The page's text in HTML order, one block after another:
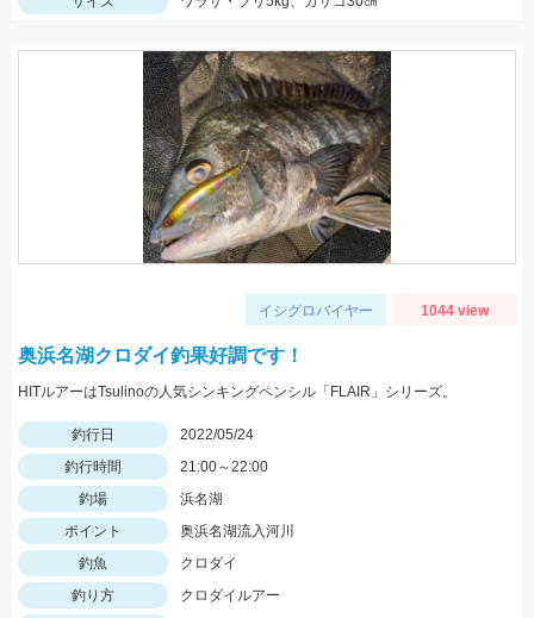
イシグロバイヤー 1044 view
奥浜名湖クロダイ釣果好調です！
HITルアーはTsulinoの人気シンキングペンシル「FLAIR」シリーズ。
釣行日
2022/05/24
釣行時間
21:00～22:00
釣場
浜名湖
ポイント
奥浜名湖流入河川
釣魚
クロダイ
釣り方
クロダイルアー